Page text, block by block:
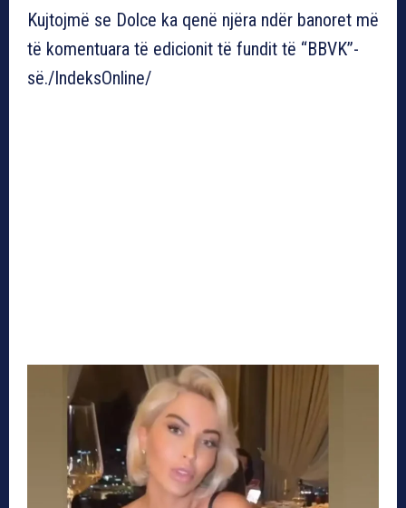
Kujtojmë se Dolce ka qenë njëra ndër banoret më
të komentuara të edicionit të fundit të “BBVK”-
së./IndeksOnline/